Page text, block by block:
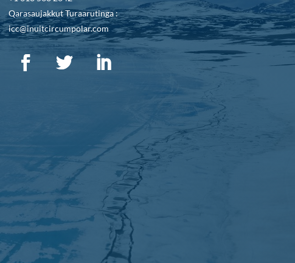
Qarasaujakkut Turaarutinga :
icc@inuitcircumpolar.com